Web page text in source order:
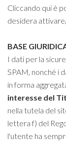
Cliccando qui è
desidera
BASE
I dati per la
SPAM, nonché i
in forma
interesse del
nella tutela del
lettera f) del
l'utente ha